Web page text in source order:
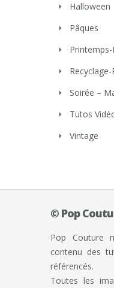
Halloween
Pâques
Printemps-
Soirée –
Tutos
Vintage
© Pop
Pop Couture
contenu des
référencés.
Toutes les